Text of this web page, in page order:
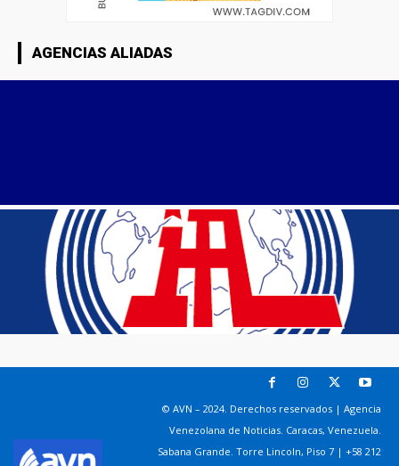
AGENCIAS ALIADAS
© AVN – 2024. Derechos reservados | Agencia
Venezolana de Noticias. Caracas, Venezuela.
Sabana Grande. Torre Lincoln, Piso 7 | +58 212